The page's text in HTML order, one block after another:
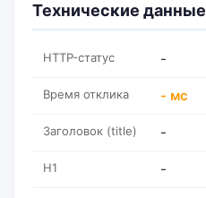
Технические данные
HTTP-статус -
Время отклика - мс
Заголовок (title) -
H1 -